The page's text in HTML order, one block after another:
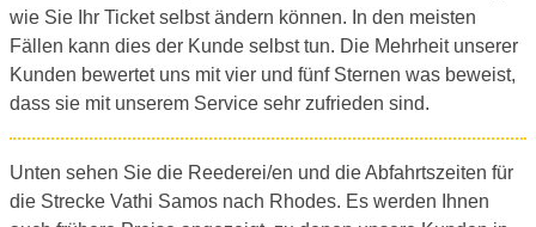
wie Sie Ihr Ticket selbst ändern können. In den meisten
Fällen kann dies der Kunde selbst tun. Die Mehrheit unserer
Kunden bewertet uns mit vier und fünf Sternen was beweist,
dass sie mit unserem Service sehr zufrieden sind.
Unten sehen Sie die Reederei/en und die Abfahrtszeiten für
die Strecke Vathi Samos nach Rhodes. Es werden Ihnen